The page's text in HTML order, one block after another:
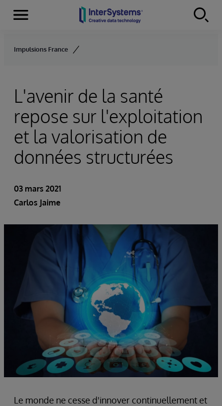
Skip to content
Menu
Impulsions France
L'avenir de la santé
repose sur l'exploitation
et la valorisation de
données structurées
03 mars 2021
Carlos Jaime
Le monde ne cesse d'innover continuellement et